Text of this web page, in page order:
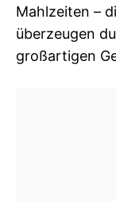
Mahlzeiten –
überzeugen
großartigen